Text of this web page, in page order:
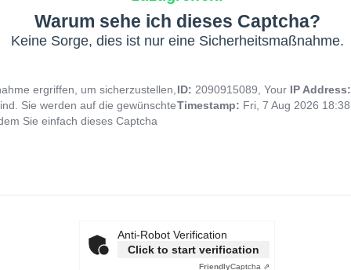
Warum sehe ich dieses Captcha?
Keine Sorge, dies ist nur eine Sicherheitsmaßnahme.
ergriffen, um sicherzustellen,
Sie werden auf die gewünschte
Sie einfach dieses Captcha
ID: 2090915089, Your IP
Timestamp: Fri, 7 Aug 2026
Anti-Robot Verification
Click to start verification
FriendlyCaptcha ⇗